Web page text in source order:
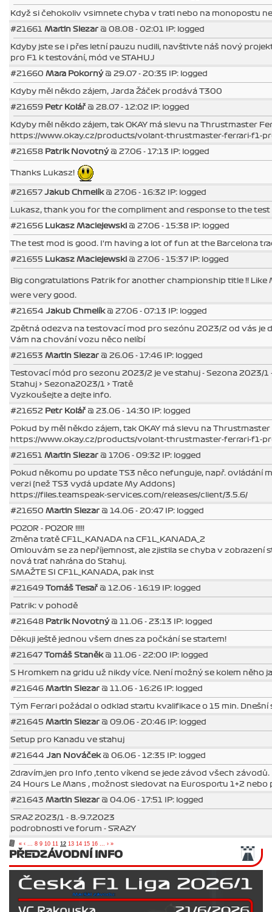
Když si čehokoliv vsimnete chyba v trati nebo na monopostu
#21661 Martin Slezar @ 08.08 - 02:01 IP: logged
Kdyby jste se i přes letní pauzu nudili, navštivte náš nový
pro F1 k testování, mód ve STAHUJ
#21660 Mara Pokorný@ 29.07 - 20:35 IP: logged
Kdyby měl někdo zájem, Jarda Žáček prodává T300
#21659 Petr Kolář @ 28.07 - 12:02 IP: logged
Kdyby měl někdo zájem, tak OKAY má slevu na Thrustmaster
https://www.okay.cz/products/volant-thrustmaster-ferrari-f1-
#21658 Patrik Novotný@ 27.06 - 17:13 IP: logged
Thanks Lukasz!
#21657 Jakub Chmelík@ 27.06 - 16:32 IP: logged
Lukasz, thank you for the compliment and response to the test
#21656 Lukasz Maciejewski @ 27.06 - 15:38 IP: logged
The test mod is good. I'm having a lot of fun at the Barcelona
#21655 Lukasz Maciejewski @ 27.06 - 15:37 IP: logged
Big congratulations Patrik for another championship title !! Like
were very good.
#21654 Jakub Chmelík@ 27.06 - 07:13 IP: logged
Zpětná odezva na testovací mod pro sezónu 2023/2 od vás je
Vám na chování vozu něco nelíbí
#21653 Martin Slezar @ 26.06 - 17:46 IP: logged
Testovací mód pro sezonu 2023/2 je ve stahuj - Sezona 2023/
Stahuj > Sezona2023/1 > Tratě
Vyzkoušejte a dejte info.
#21652 Petr Kolář @ 23.06 - 14:30 IP: logged
Pokud by měl někdo zájem, tak OKAY má slevu na
https://www.okay.cz/products/volant-thrustmaster-ferrari-f1-
#21651 Martin Slezar @ 17.06 - 09:32 IP: logged
Pokud někomu po update TS3 něco nefunguje, např.
verzi (než TS3 vydá update My Addons)
https://files.teamspeak-services.com/releases/client/3.5.6/
#21650 Martin Slezar @ 14.06 - 20:47 IP: logged
POZOR - POZOR !!!!!
Změna tratě CF1L_KANADA na CF1L_KANADA_2
Omlouvám se za nepříjemnost, ale zjistila se chyba v
nová trať nahrána do Stahuj.
SMAŽTE SI CF1L_KANADA, pak inst
#21649 Tomáš Tesař @ 12.06 - 16:19 IP: logged
Patrik: v pohodě
#21648 Patrik Novotný@ 11.06 - 23:13 IP: logged
Děkuji ještě jednou všem dnes za počkání se startem!
#21647 Tomáš Staněk@ 11.06 - 22:00 IP: logged
S Hromkem na gridu už nikdy více. Není možný se kolem něho
#21646 Martin Slezar @ 11.06 - 16:26 IP: logged
Tým Ferrari požádal o odklad startu kvalifikace o 15 min.
#21645 Martin Slezar @ 09.06 - 20:46 IP: logged
Setup pro Kanadu ve stahuj
#21644 Jan Nováček@ 06.06 - 12:35 IP: logged
Zdravím,jen pro Info ,tento víkend se jede závod všech závodů.
24 Hours Le Mans , možnost sledovat na Eurosportu 1+2 nebo
#21643 Martin Slezar @ 04.06 - 17:51 IP: logged
SRAZ 2023/1 - 8.-9.7.2023
podrobnosti ve forum - SRAZY
« ‹ 8 9 10 11 12 13 14 15 16 › »
PŘEDZÁVODNÍ INFO